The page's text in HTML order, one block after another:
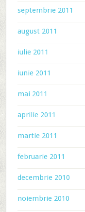
septembrie 2011
august 2011
iulie 2011
iunie 2011
mai 2011
aprilie 2011
martie 2011
februarie 2011
decembrie 2010
noiembrie 2010